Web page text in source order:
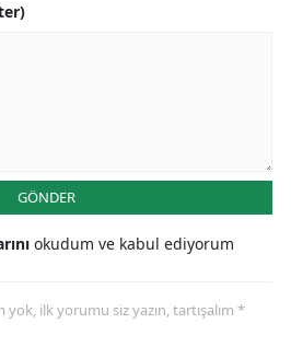
Sivas
GÖNDER
okudum ve kabul ediyorum
ilk yorumu siz yazın, tartışalım *